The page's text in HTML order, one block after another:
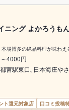
ニング よかろうも
本場博多の絶品料理が味わ
4000円
宮駅東口｡日本海庄や
ト還元対象店
口コミ投稿